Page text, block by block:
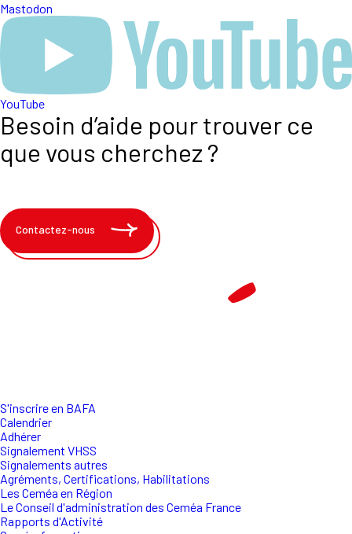
Mastodon
YouTube
Besoin d’aide pour trouver ce
que vous cherchez ?
Contactez-nous
S'inscrire en BAFA
Calendrier
Adhérer
Signalement VHSS
Signalements autres
Agréments, Certifications, Habilitations
Les Ceméa en Région
Le Conseil d'administration des Ceméa France
Rapports d'Activité